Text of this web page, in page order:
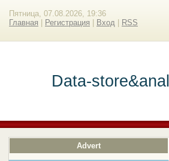
Пятница, 07.08.2026, 19:36
Главная
Регистрация Вход RSS
Data-
Advert